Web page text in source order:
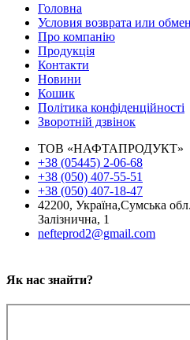
Головна
Условия возврата или
Про компанію
Продукція
Контакти
Новини
Кошик
Політика конфіденційності
Зворотній дзвінок
ТОВ «НАФТАПРОДУКТ»
+38 (05445) 2-06-68
+38 (050) 407-55-51
+38 (050) 407-18-47
42200, Україна,Сумська
Залізнична, 1
nefteprod2@gmail.com
Як нас знайти?